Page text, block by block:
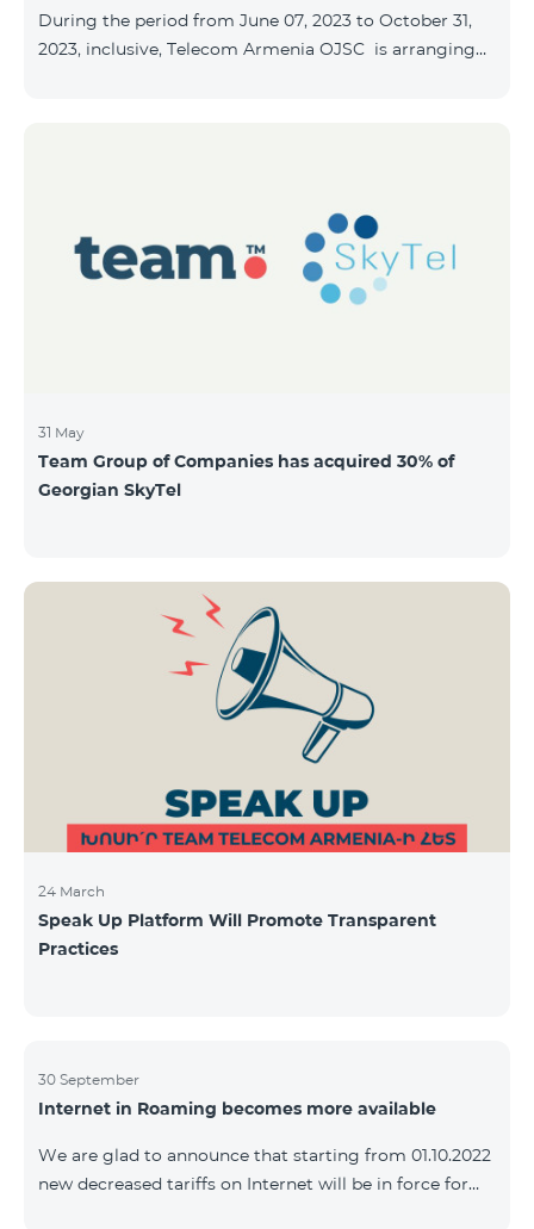
During the period from June 07, 2023 to October 31,
2023, inclusive, Telecom Armenia OJSC is arranging
VOLUME 41,200 AMD
31 May
Team Group of Companies has acquired 30% of
Georgian SkyTel
24 March
Speak Up Platform Will Promote Transparent
Practices
30 September
Internet in Roaming becomes more available
We are glad to announce that starting from 01.10.2022
new decreased tariffs on Internet will be in force for